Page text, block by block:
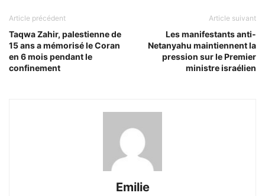
Article précédent
Taqwa Zahir, palestienne de
15 ans a mémorisé le Coran
en 6 mois pendant le
confinement
Article suivant
Les manifestants anti-
Netanyahu maintiennent la
pression sur le Premier
ministre israélien
Emilie